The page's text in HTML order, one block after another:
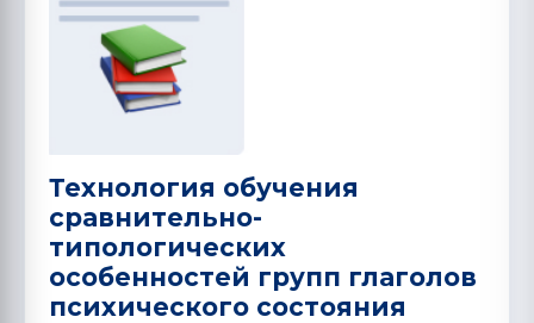
Технология обучения
сравнительно-
типологических
особенностей групп глаголов
психического состояния